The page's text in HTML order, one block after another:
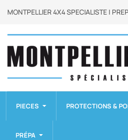
MONTPELLIER 4X4 SPECIALISTE |
PIECES PROTECTIONS &
PRÉPA